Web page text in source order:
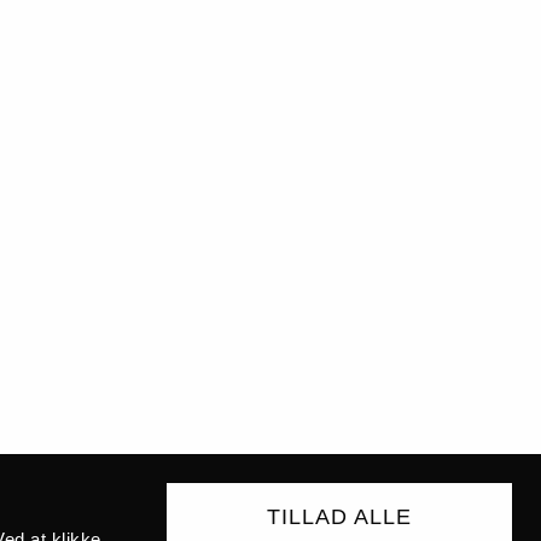
TILLAD ALLE